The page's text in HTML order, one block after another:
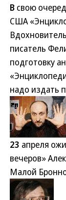
В свою
США
писатель
подготовку
надо издать
23 апреля
вечеров»
Малой